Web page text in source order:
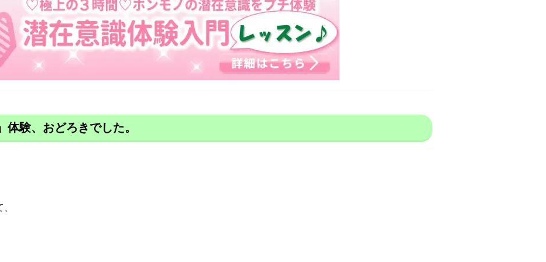
体験、おどろきでした。